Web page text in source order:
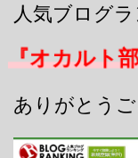
人気ブログ
『オカルト
ありがとう